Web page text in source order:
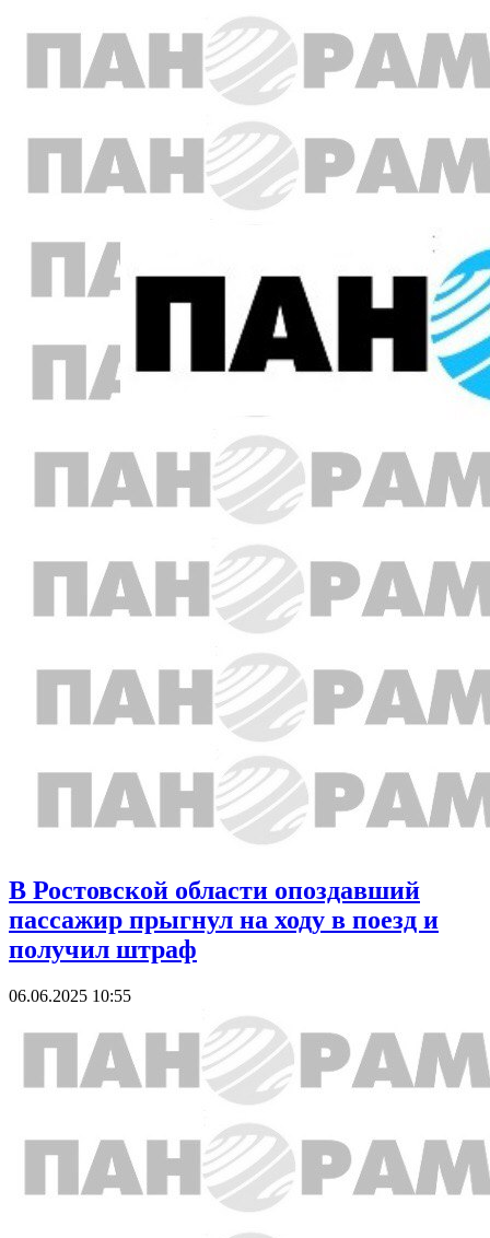
В Ростовской области опоздавший
пассажир прыгнул на ходу в поезд и
получил штраф
06.06.2025 10:55